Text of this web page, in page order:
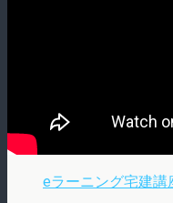
eラーニング宅建講